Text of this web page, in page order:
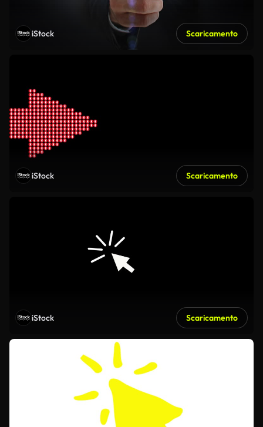
iStock Scaricamento
iStock Scaricamento
iStock Scaricamento